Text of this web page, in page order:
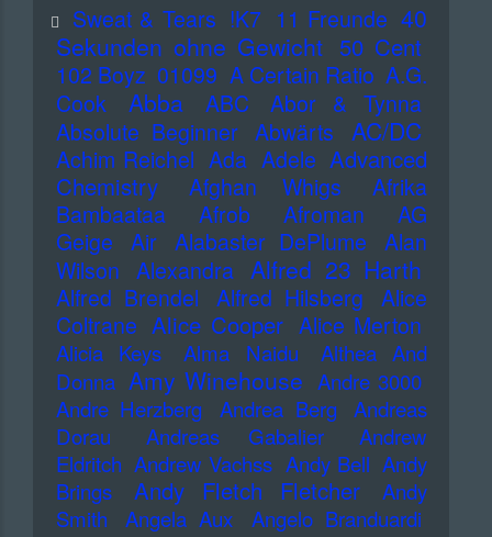
Sweat & Tears !K7 11 Freunde 40
Sekunden ohne Gewicht 50 Cent
102 Boyz 01099 A Certain Ratio A.G.
Cook
Abba ABC
Abor & Tynna
Absolute Beginner Abwärts AC/DC
Achim Reichel Ada Adele Advanced
Chemistry
Afghan Whigs
Afrika
Bambaataa
Afrob Afroman
AG
Geige
Air Alabaster DePlume
Alan
Wilson Alexandra Alfred 23 Harth
Alfred Brendel Alfred Hilsberg
Alice
Coltrane Alice Cooper Alice Merton
Alicia Keys Alma Naidu
Althea And
Donna Amy Winehouse Andre 3000
Andre Herzberg
Andrea Berg
Andreas
Dorau
Andreas Gabalier
Andrew
Eldritch Andrew Vachss Andy Bell Andy
Brings
Andy Fletch Fletcher
Andy
Smith
Angela Aux
Angelo Branduardi